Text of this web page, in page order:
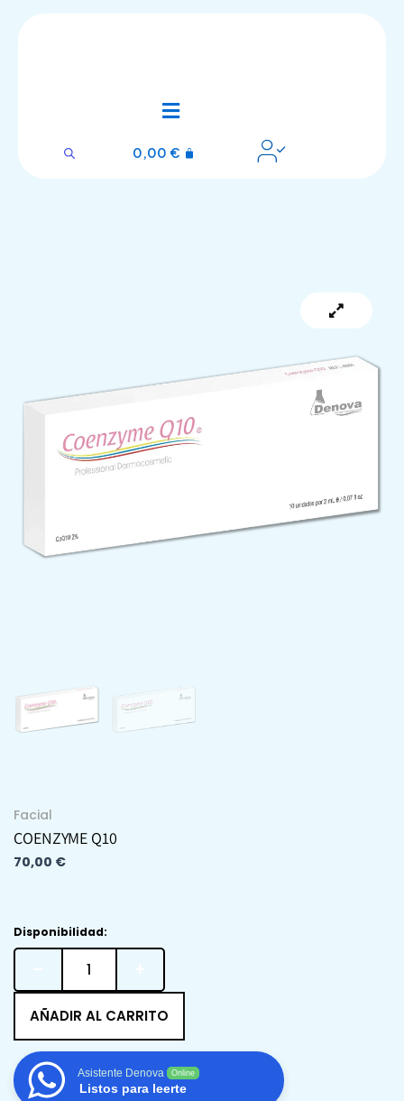
0,00€
Facial
COENZYME Q10
70,00 €
Disponibilidad:
Coenzyme
Q10
cantidad
AÑADIR AL CARRITO
Asistente Denova Online
Listos para leerte